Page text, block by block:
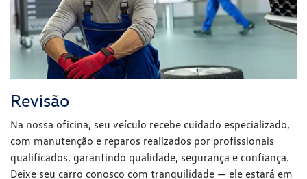
Revisão
Na nossa oficina, seu veículo recebe cuidado especializado,
com manutenção e reparos realizados por profissionais
qualificados, garantindo qualidade, segurança e confiança.
Deixe seu carro conosco com tranquilidade — ele estará em